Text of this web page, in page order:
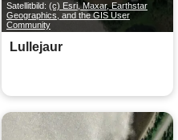
Satellitbild: (c) Esri, Maxar, Earthstar
Geographics, and the GIS User
Community
Lullejaur